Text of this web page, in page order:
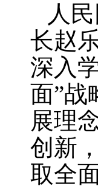
人
长赵
深入
面”战
展理
创新
取全